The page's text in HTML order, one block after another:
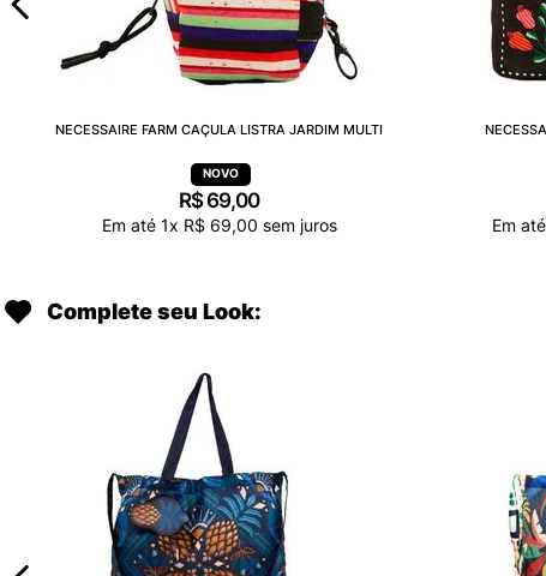
NECESSAIRE FARM CAÇULA LISTRA JARDIM MULTI
R$69,00
Em até 1x R$ 69,00 sem juros Em até
Complete seu Look: